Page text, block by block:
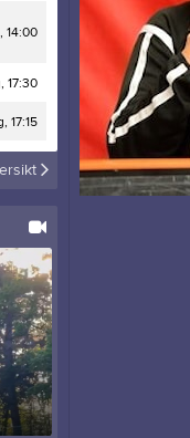
Sponsorer
14:00
17:30
17:15